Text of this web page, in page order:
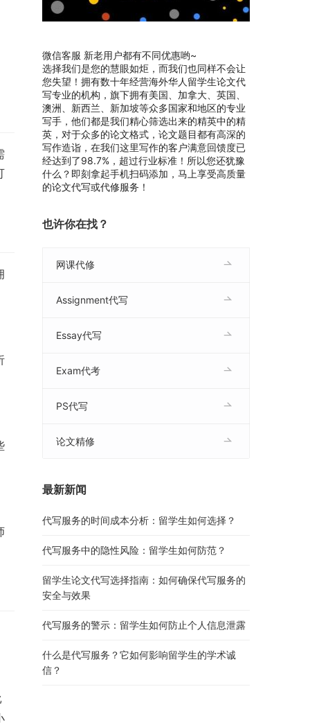
微信客服 新老用户都有不同优惠哟~
选择我们是您的慧眼如炬，而我们也同样不会让
您失望！拥有数十年经营海外华人留学生论文代
写专业的机构，旗下拥有美国、加拿大、英国、
澳洲、新西兰、新加坡等众多国家和地区的专业
写手，他们都是我们精心筛选出来的精英中的精
英，对于众多的论文格式，论文题目都有高深的
写作造诣，在我们这里写作的客户满意回馈度已
经达到了98.7%，超过行业标准！所以您还犹豫
什么？即刻拿起手机扫码添加，马上享受高质量
的论文代写或代修服务！
也许你在找？
网课代修
Assignment代写
Essay代写
Exam代考
PS代写
论文精修
最新新闻
代写服务的时间成本分析：留学生如何选择？
代写服务中的隐性风险：留学生如何防范？
留学生论文代写选择指南：如何确保代写服务的
安全与效果
代写服务的警示：留学生如何防止个人信息泄露
什么是代写服务？它如何影响留学生的学术诚
信？